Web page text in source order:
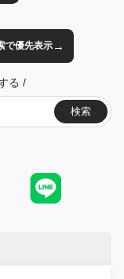
で優先表示→
る /
検索